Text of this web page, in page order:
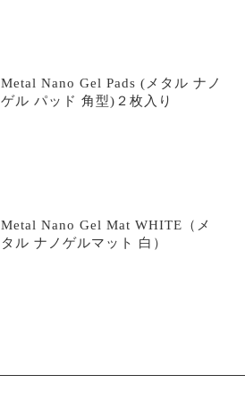
Metal Nano Gel Pads (メタル ナノ
ゲル パッド 角型)２枚入り
Metal Nano Gel Mat WHITE（メ
タル ナノゲルマット 白）